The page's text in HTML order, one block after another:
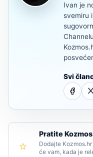
Ivan je
svemiru
Svi
Pratite
Dodajte
će vam, kada je